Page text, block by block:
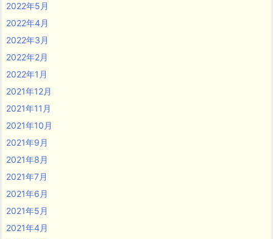
2022年5月
2022年4月
2022年3月
2022年2月
2022年1月
2021年12月
2021年11月
2021年10月
2021年9月
2021年8月
2021年7月
2021年6月
2021年5月
2021年4月